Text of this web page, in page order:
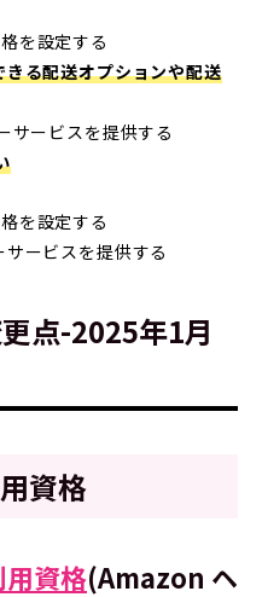
を設定する
る配送オプションや配送
ービスを提供する
を設定する
ビスを提供する
点-2025年1月
資格
資格(Amazon ヘ